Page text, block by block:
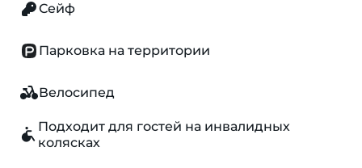
Сейф
Парковка на территории
Велосипед
Подходит для гостей на инвалидных
колясках